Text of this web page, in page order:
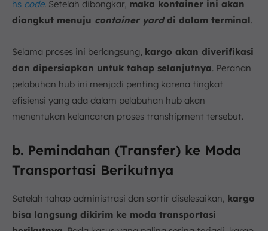
hs code. Setelah dibongkar, maka kontainer ini akan
diangkut menuju container yarddi dalam terminal.
Selama proses ini berlangsung, kargo akan diverifikasi
dan dipersiapkan untuk tahap selanjutnya. Peranan
pelabuhan hub ini menjadi penting karena tingkat
efisiensi yang ada dalam pelabuhan hub akan
menentukan kelancaran proses transhipment tersebut.
b. Pemindahan (Transfer) ke Moda
Transportasi Berikutnya
Setelah tahap administrasi dan sortir diselesaikan, kargo
bisa langsung dikirim ke moda transportasi